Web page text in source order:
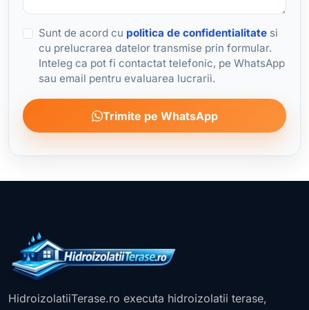
Sunt de acord cu politica de confidentialitatesi
cu prelucrarea datelor transmise prin formular.
Inteleg ca pot fi contactat telefonic, pe WhatsApp
sau email pentru evaluarea lucrarii.
Trimite pe WhatsApp
HidroizolatiiTerase.ro executa hidroizolatii terase,